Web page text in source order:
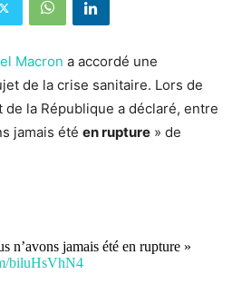
Macron a accordé une
de la crise sanitaire. Lors de
la République a déclaré, entre
jamais été en rupture » de
n’avons jamais été en rupture »
biluHsVhN4